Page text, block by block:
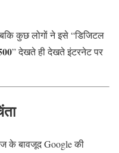
कुछ लोगों ने इसे “डिजिटल
” देखते ही देखते इंटरनेट पर
के बावजूदGoogleकी